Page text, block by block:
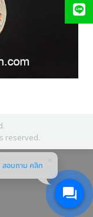
reserved.
สอบถาม คลิก